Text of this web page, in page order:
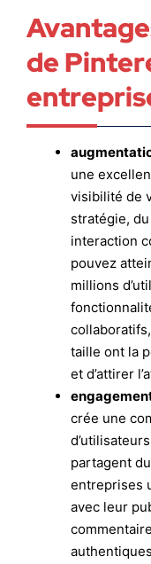
de
une
visibilité de
stratégie,
interaction
pouvez
millions
taille ont la
et d’attirer
crée une
partagent
entreprises
avec leur